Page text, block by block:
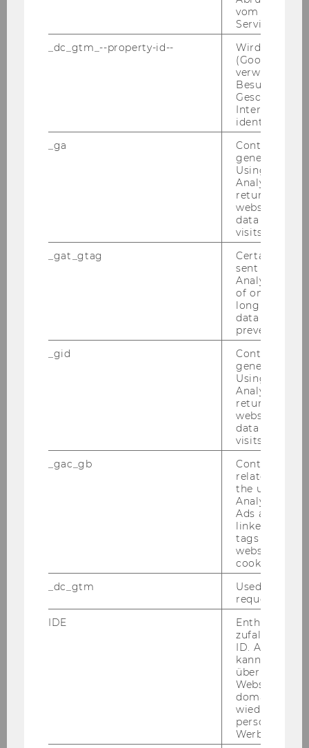
Recent and Pending Cases at the CJEU on
Direct Taxation, 16-18th November 2017
KWT Informationsabend "Aktuelles zum
Economy – Neues von Google, Amazon &
Symposion "Verwaltung und
Verwaltungs-/Finanzgerichtsbarkeit“ -
Advanced Transfer Pricing Course (Specific
CEE Vienna International Tax Law Summer
Implementing Key BEPS Actions: Where do
we stand? - Rust, 29.6 - 1.7.2017
Steuerrecht "Multilateral Instrument” -
Advanced Transfer Pricing Course (General
Topics) - 29.05.-02.06.2017
Wolfgang Gassner Gedächtnisvorlesung -
Tax Treaty Case Law Around the Globe
conference - Vienna, 27-29 April 2017
KWT Informationsabend "Wohin entwickelt
sich das Internationale Steuerrecht?" -
Informationsaustausch – Der gläserne
Global Transfer Pricing Conference 2017 -
Doctorate Seminar on European Tax Law -
vom AMP
Service an.
_dc_gtm_--property-id--
Wird von
(Google Tag
verwendet,
Besucher
Geschlecht
Interessen zu
identifizieren.
_ga
Contains a
generated
Using this
Analytics can
returning
website and
data from
visits.
_gat_gtag
Certain data
sent to
Analytics a
of once per
long as it is
data
prevented.
_gid
Contains a
generated
Using this
Analytics can
returning
website and
data from
visits.
_gac_gb
Contains
related
the user. If
Analytics and
Ads accounts
linked, the
tags on the
website read
cookie.
_dc_gtm
Used to
request rate.
IDE
Enthält eine
ID. Anhand
kann Google
über
Websites
Werbung